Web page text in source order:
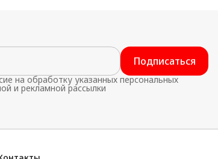
Подписаться
на обработку указанных персональных
и рекламной рассылки